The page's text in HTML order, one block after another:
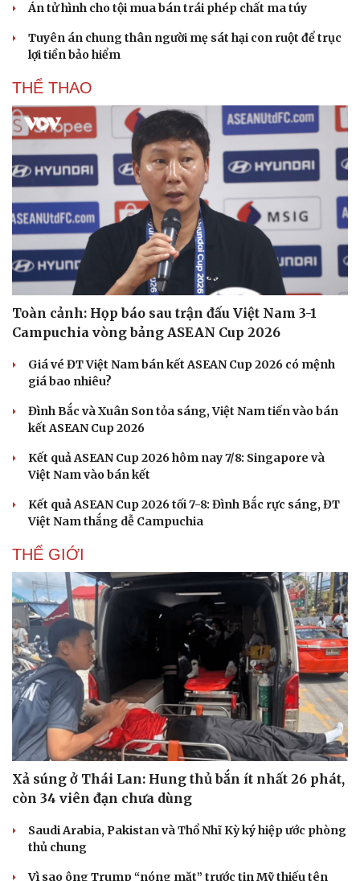
Án tử hình cho tội mua bán trái phép chất ma túy
Tuyên án chung thân người mẹ sát hại con ruột để trục
lợi tiền bảo hiểm
THỂ THAO
Toàn cảnh: Họp báo sau trận đấu Việt Nam 3-1
Campuchia vòng bảng ASEAN Cup 2026
Giá vé ĐT Việt Nam bán kết ASEAN Cup 2026 có mệnh
giá bao nhiêu?
Đình Bắc và Xuân Son tỏa sáng, Việt Nam tiến vào bán
kết ASEAN Cup 2026
Kết quả ASEAN Cup 2026 hôm nay 7/8: Singapore và
Việt Nam vào bán kết
Kết quả ASEAN Cup 2026 tối 7-8: Đình Bắc rực sáng, ĐT
Việt Nam thắng dễ Campuchia
THẾ GIỚI
Xả súng ở Thái Lan: Hung thủ bắn ít nhất 26 phát,
còn 34 viên đạn chưa dùng
Saudi Arabia, Pakistan và Thổ Nhĩ Kỳ ký hiệp ước phòng
thủ chung
Vì sao ông Trump “nóng mặt” trước tin Mỹ thiếu tên